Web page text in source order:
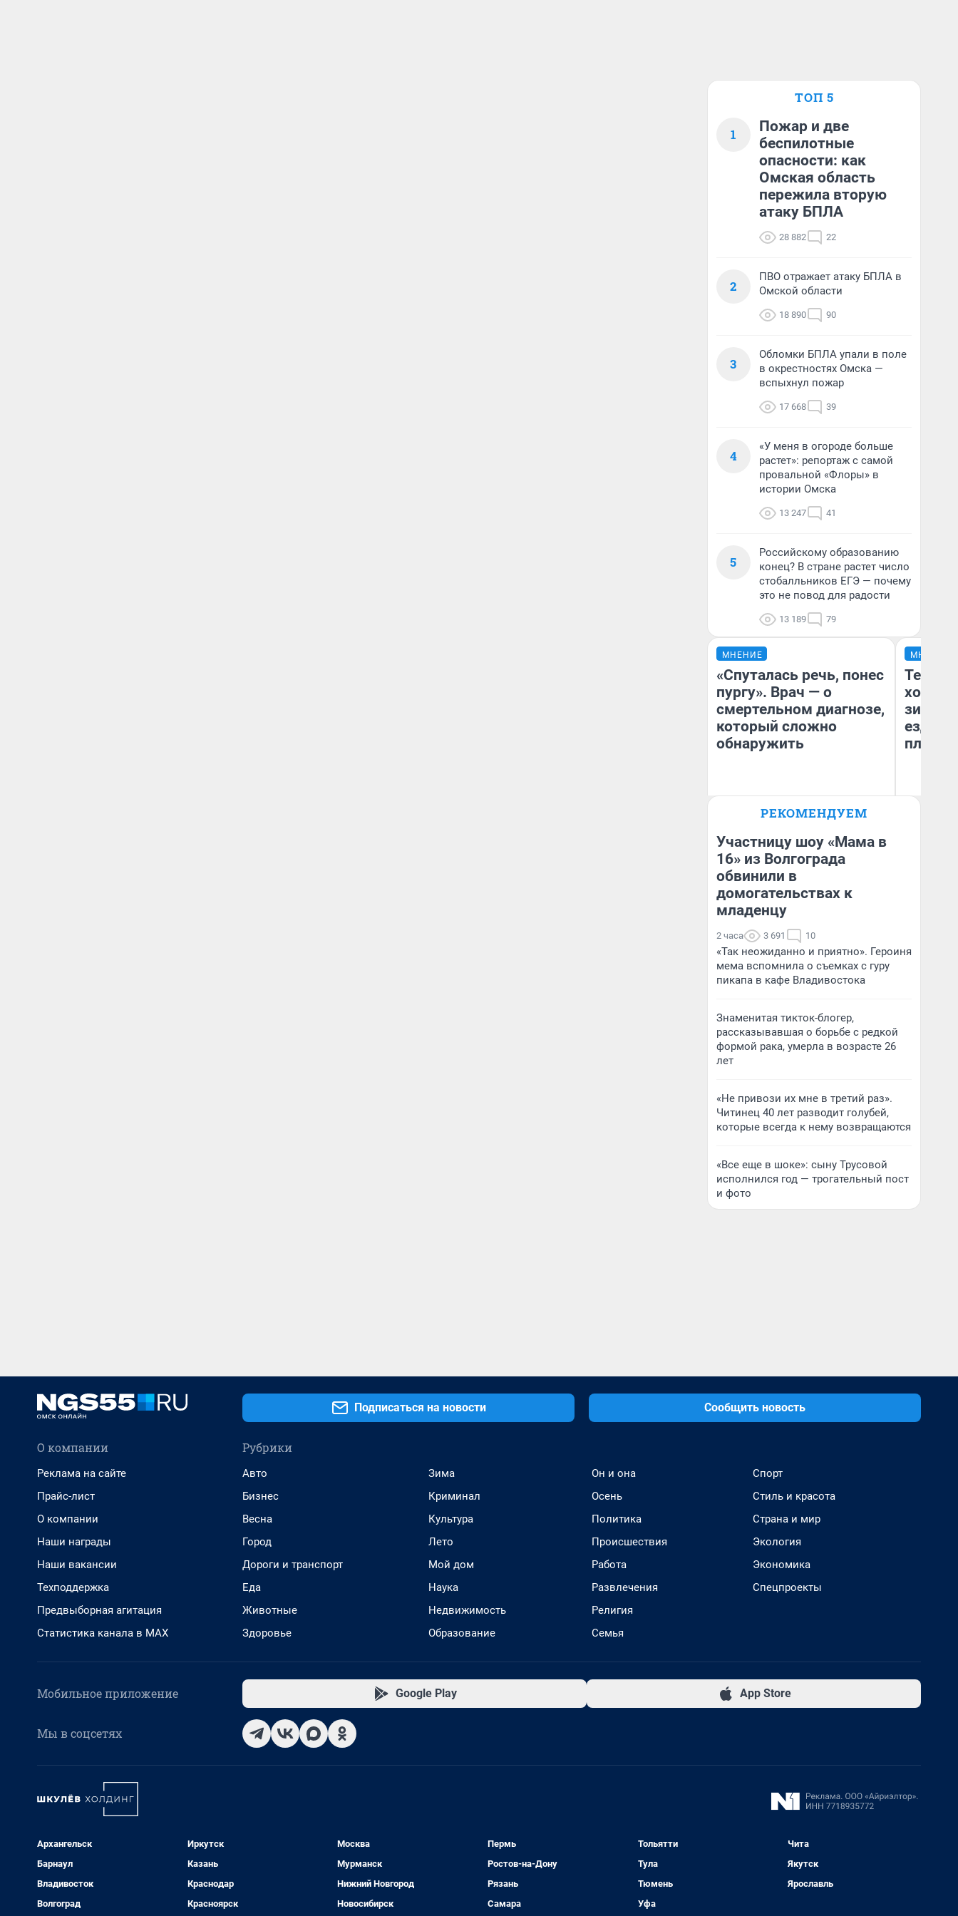
ТОП 5
1
Пожар и две
беспилотные
опасности: как
Омская область
пережила вторую
атаку БПЛА
28 882 22
2
ПВО отражает атаку БПЛА в
Омской области
18 890 90
3
Обломки БПЛА упали в поле
в окрестностях Омска —
вспыхнул пожар
17 668 39
4
«У меня в огороде больше
растет»: репортаж с самой
провальной «Флоры» в
истории Омска
13 247 41
5
Российскому образованию
конец? В стране растет число
стобалльников ЕГЭ — почему
это не повод для радости
13 189 79
МНЕНИЕ
«Спуталась речь, понес
пургу». Врач — о
смертельном диагнозе,
который сложно
обнаружить
Главврач клиники
Волковой»
МНЕНИЕ
Тепло
зимой.
ездит
плюсы
РЕКОМЕНДУЕМ
Участницу шоу «Мама в
16» из Волгограда
обвинили в
домогательствах к
младенцу
2 часа 3 691 10
«Так неожиданно и приятно». Героиня
мема вспомнила о съемках с гуру
пикапа в кафе Владивостока
Знаменитая тикток-блогер,
рассказывавшая о борьбе с редкой
формой рака, умерла в возрасте 26
лет
«Не привози их мне в третий раз».
Читинец 40 лет разводит голубей,
которые всегда к нему возвращаются
«Все еще в шоке»: сыну Трусовой
исполнился год — трогательный пост
и фото
Подписаться на новости Сообщить новость
О компании
Реклама на сайте
Прайс-лист
О компании
Наши награды
Наши вакансии
Техподдержка
Предвыборная агитация
Статистика канала в MAX
Рубрики
Авто
Бизнес
Весна
Город
Дороги и транспорт
Еда
Животные
Здоровье
Зима
Криминал
Культура
Лето
Мой дом
Наука
Недвижимость
Образование
Он и она
Осень
Политика
Происшествия
Работа
Развлечения
Религия
Семья
Спорт
Стиль и красота
Страна и мир
Экология
Экономика
Спецпроекты
Мобильное приложение Google Play App Store
Мы в соцсетях
Архангельск
Барнаул
Владивосток
Волгоград
Иркутск
Казань
Краснодар
Красноярск
Москва
Мурманск
Нижний Новгород
Новосибирск
Пермь
Ростов-на-Дону
Рязань
Самара
Тольятти
Тула
Тюмень
Уфа
Чита
Якутск
Ярославль